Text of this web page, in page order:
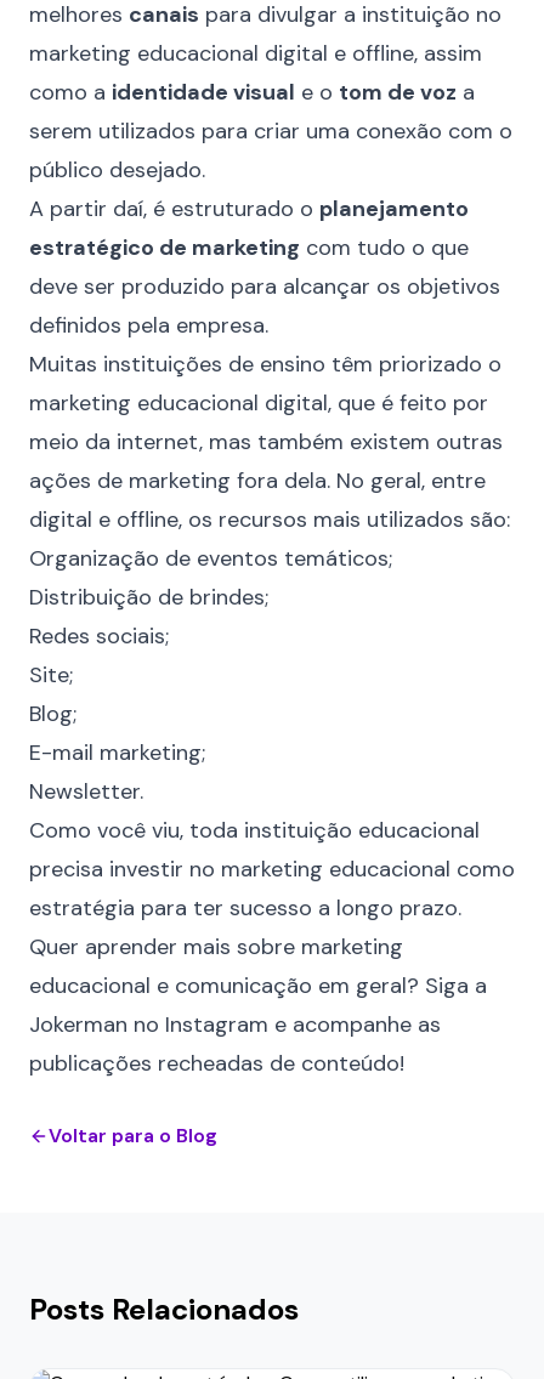
melhores canais para divulgar a instituição no
marketing educacional digital e offline, assim
como a identidade visual e o tom de voz a
serem utilizados para criar uma conexão com o
público desejado.
A partir daí, é estruturado o planejamento
estratégico de marketing com tudo o que
deve ser produzido para alcançar os objetivos
definidos pela empresa.
Muitas instituições de ensino têm priorizado o
marketing educacional digital, que é feito por
meio da internet, mas também existem outras
ações de marketing fora dela. No geral, entre
digital e offline, os recursos mais utilizados são:
Organização de eventos temáticos;
Distribuição de brindes;
Redes sociais;
Site;
Blog;
E-mail marketing;
Newsletter.
Como você viu, toda instituição educacional
precisa investir no marketing educacional como
estratégia para ter sucesso a longo prazo.
Quer aprender mais sobre marketing
educacional e comunicação em geral? Siga a
Jokerman no Instagram e acompanhe as
publicações recheadas de conteúdo!
Voltar para o Blog
Posts Relacionados